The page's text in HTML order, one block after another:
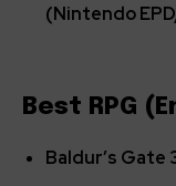
(Nintendo
Best RPG
Baldur’s Gate